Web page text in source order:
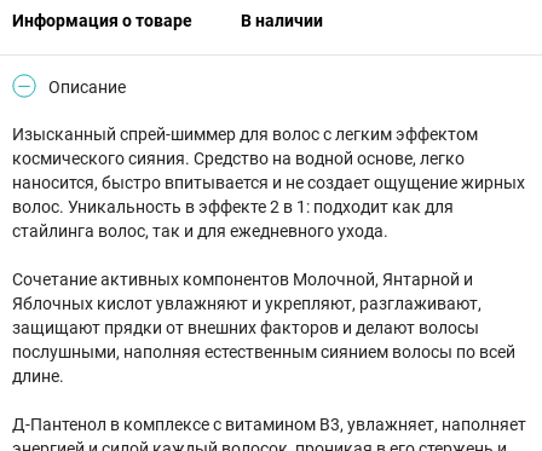
Информация о товаре В наличии
Описание
Изысканный спрей-шиммер для волос с легким эффектом
космического сияния. Средство на водной основе, легко
наносится, быстро впитывается и не создает ощущение жирных
волос. Уникальность в эффекте 2 в 1: подходит как для
стайлинга волос, так и для ежедневного ухода.
Сочетание активных компонентов Молочной, Янтарной и
Яблочных кислот увлажняют и укрепляют, разглаживают,
защищают прядки от внешних факторов и делают волосы
послушными, наполняя естественным сиянием волосы по всей
длине.
Д-Пантенол в комплексе с витамином В3, увлажняет, наполняет